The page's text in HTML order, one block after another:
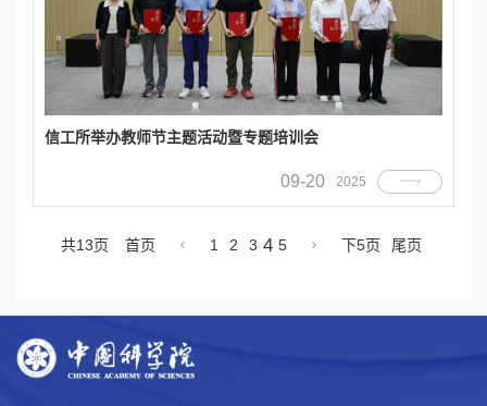
信工所举办教师节主题活动暨专题培训会
09-20 2025
共13页 首页 1 2 3 4 5 下5页 尾页